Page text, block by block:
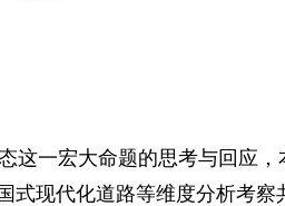
这一宏大命题的思考与回应
式现代化道路等维度分析考